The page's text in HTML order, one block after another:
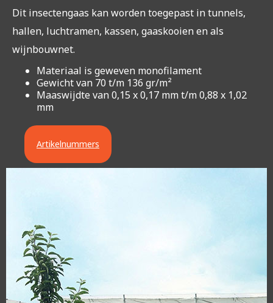
Dit insectengaas kan worden toegepast in tunnels,
hallen, luchtramen, kassen, gaaskooien en als
wijnbouwnet.
Materiaal is geweven monofilament
Gewicht van 70 t/m 136 gr/m²
Maaswijdte van 0,15 x 0,17 mm t/m 0,88 x 1,02
mm
Artikelnummers